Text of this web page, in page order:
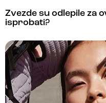
Zvezde su odlepile za
isprobati?